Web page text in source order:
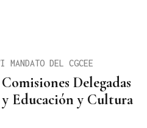
Delegadas
Educación y Cultura
DEL CGCEE